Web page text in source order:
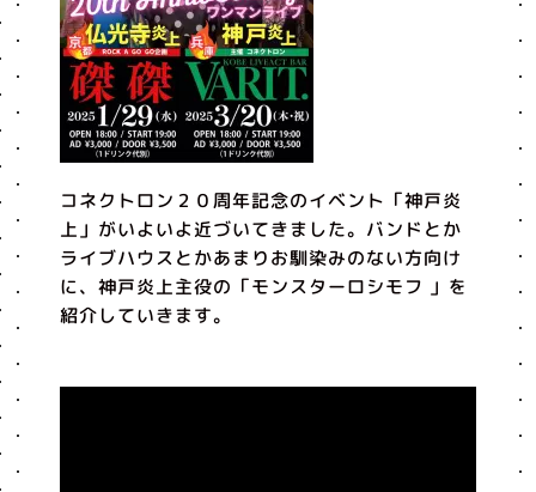
コネクトロン２０周年記念のイベント「神戸炎
上」がいよいよ近づいてきました。バンドとか
ライブハウスとかあまりお馴染みのない方向け
に、神戸炎上主役の「モンスターロシモフ 」を
紹介していきます。